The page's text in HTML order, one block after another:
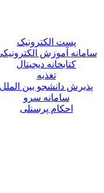
پست الکترونیک
سامانه آموزش
کتابخانه دیجیتال
تغذیه
پذیرش دانشجو بین الملل
سامانه سرو
احکام پرسنلی